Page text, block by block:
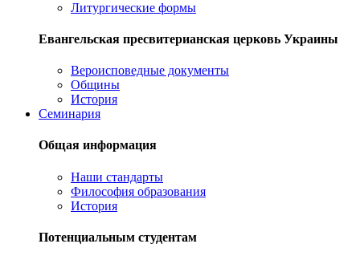
Литургические формы
Евангельская пресвитерианская церковь Украины
Вероисповедные документы
Общины
История
Семинария
Общая информация
Наши стандарты
Философия образования
История
Потенциальным студентам